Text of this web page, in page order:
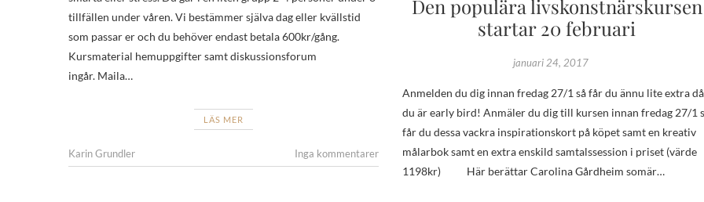
tillfällen under våren. Vi bestämmer själva dag eller kvällstid
som passar er och du behöver endast betala 600kr/gång.
Kursmaterial hemuppgifter samt diskussionsforum
ingår. Maila…
LÄS MER
Karin Grundler Inga kommentarer
Den populära livskonstnärskursen
startar 20 februari
januari 24, 2017
Anmelden du dig innan fredag 27/1 så får du ännu lite extra då
du är early bird! Anmäler du dig till kursen innan fredag 27/1
får du dessa vackra inspirationskort på köpet samt en kreativ
målarbok samt en extra enskild samtalssession i priset (värde
1198kr) Här berättar Carolina Gårdheim somär…